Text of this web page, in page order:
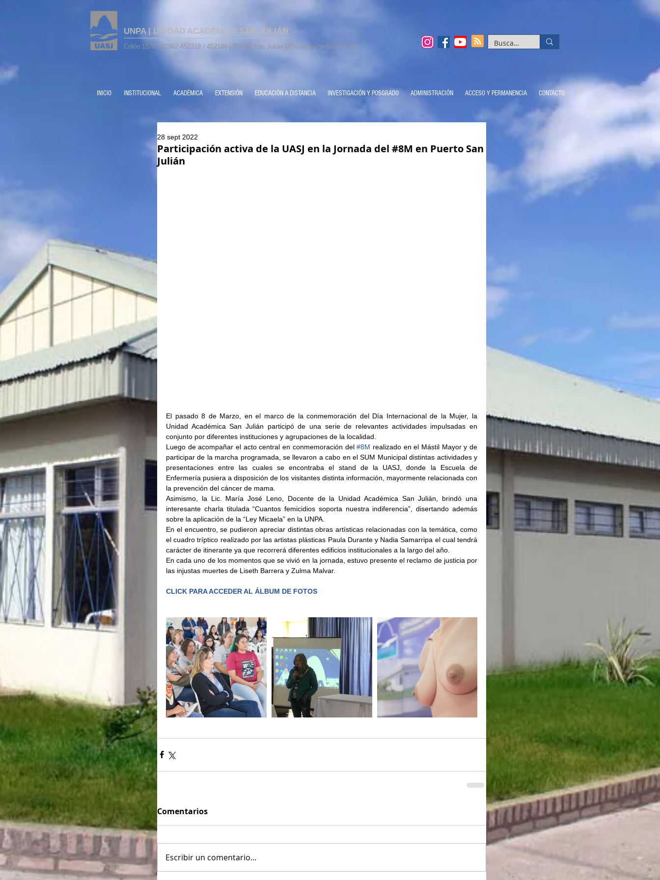
UNPA | UNIDAD ACADÉMICA SAN JULIÁN
Colón 1570 | 02962-452319 / 452186 | Puerto San Julián | Provincia de Santa Cruz
INICIO INSTITUCIONAL ACADÉMICA EXTENSIÓN EDUCACIÓN A DISTANCIA INVESTIGACIÓN Y POSGRADO ADMINISTRACIÓN ACCESO Y PERMANENCIA CONTACTO
Participación activa de la UASJ en la Jornada del #8M en Puerto San
Julián
28 sept 2022
El pasado 8 de Marzo, en el marco de la conmemoración del Día Internacional de la Mujer, la
Unidad Académica San Julián participó de una serie de relevantes actividades impulsadas en
conjunto por diferentes instituciones y agrupaciones de la localidad.
Luego de acompañar el acto central en conmemoración del #8M realizado en el Mástil Mayor y de
participar de la marcha programada, se llevaron a cabo en el SUM Municipal distintas actividades y
presentaciones entre las cuales se encontraba el stand de la UASJ, donde la Escuela de
Enfermería pusiera a disposición de los visitantes distinta información, mayormente relacionada con
la prevención del cáncer de mama.
Asimismo, la Lic. María José Leno, Docente de la Unidad Académica San Julián, brindó una
interesante charla titulada “Cuantos femicidios soporta nuestra indiferencia”, disertando además
sobre la aplicación de la “Ley Micaela” en la UNPA.
En el encuentro, se pudieron apreciar distintas obras artísticas relacionadas con la temática, como
el cuadro tríptico realizado por las artistas plásticas Paula Durante y Nadia Samarripa el cual tendrá
carácter de itinerante ya que recorrerá diferentes edificios institucionales a la largo del año.
En cada uno de los momentos que se vivió en la jornada, estuvo presente el reclamo de justicia por
las injustas muertes de Liseth Barrera y Zulma Malvar.
CLICK PARA ACCEDER AL ÁLBUM DE FOTOS
Comentarios
Escribir un comentario...